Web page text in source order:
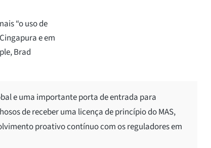
“o uso de
e em
Brad
e uma importante porta de entrada para
de receber uma licença de princípio do MAS,
proativo contínuo com os reguladores em